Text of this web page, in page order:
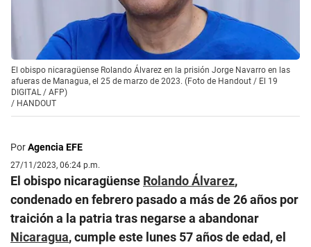
El obispo nicaragüense Rolando Álvarez en la prisión Jorge Navarro en las
afueras de Managua, el 25 de marzo de 2023. (Foto de Handout / El 19
DIGITAL / AFP)
/ HANDOUT
PorAgencia EFE
27/11/2023, 06:24 p.m.
El obispo nicaragüense Rolando Álvarez,
condenado en febrero pasado a más de 26 años por
traición a la patria tras negarse a abandonar
Nicaragua, cumple este lunes 57 años de edad, el